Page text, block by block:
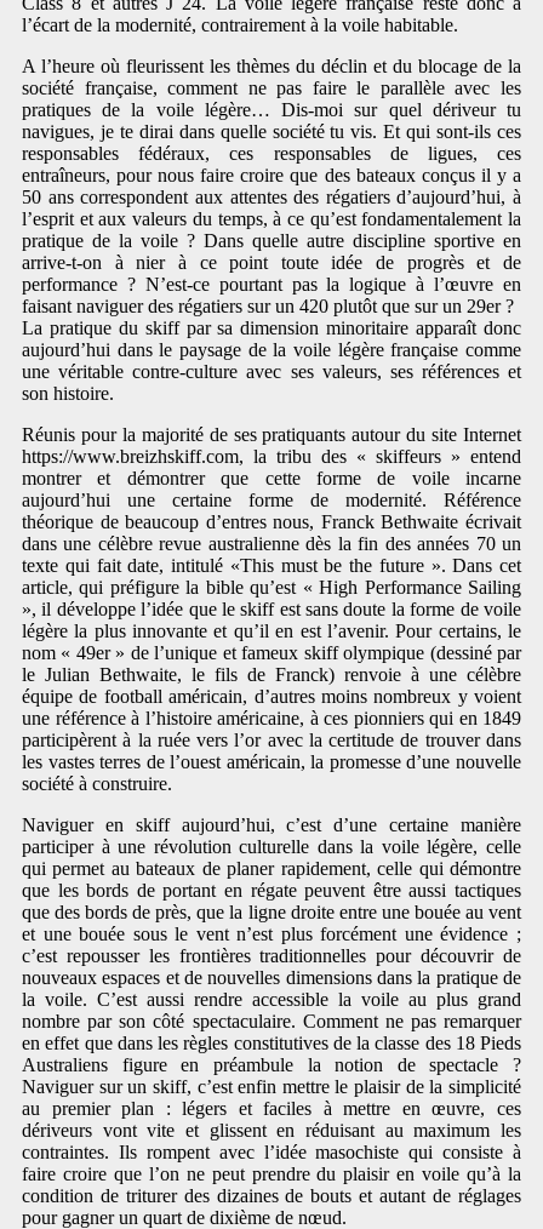
l’écart de la modernité, contrairement à la voile habitable.
A l’heure où fleurissent les thèmes du déclin et du blocage de la
société française, comment ne pas faire le parallèle avec les
pratiques de la voile légère… Dis-moi sur quel dériveur tu
navigues, je te dirai dans quelle société tu vis. Et qui sont-ils ces
responsables fédéraux, ces responsables de ligues, ces
entraîneurs, pour nous faire croire que des bateaux conçus il y a
50 ans correspondent aux attentes des régatiers d’aujourd’hui, à
l’esprit et aux valeurs du temps, à ce qu’est fondamentalement la
pratique de la voile ? Dans quelle autre discipline sportive en
arrive-t-on à nier à ce point toute idée de progrès et de
performance ? N’est-ce pourtant pas la logique à l’œuvre en
faisant naviguer des régatiers sur un 420 plutôt que sur un 29er ?
La pratique du skiff par sa dimension minoritaire apparaît donc
aujourd’hui dans le paysage de la voile légère française comme
une véritable contre-culture avec ses valeurs, ses références et
son histoire.
Réunis pour la majorité de ses pratiquants autour du site Internet
https://www.breizhskiff.com, la tribu des « skiffeurs » entend
montrer et démontrer que cette forme de voile incarne
aujourd’hui une certaine forme de modernité. Référence
théorique de beaucoup d’entres nous, Franck Bethwaite écrivait
dans une célèbre revue australienne dès la fin des années 70 un
texte qui fait date, intitulé «This must be the future ». Dans cet
article, qui préfigure la bible qu’est « High Performance Sailing
», il développe l’idée que le skiff est sans doute la forme de voile
légère la plus innovante et qu’il en est l’avenir. Pour certains, le
nom « 49er » de l’unique et fameux skiff olympique (dessiné par
le Julian Bethwaite, le fils de Franck) renvoie à une célèbre
équipe de football américain, d’autres moins nombreux y voient
une référence à l’histoire américaine, à ces pionniers qui en 1849
participèrent à la ruée vers l’or avec la certitude de trouver dans
les vastes terres de l’ouest américain, la promesse d’une nouvelle
société à construire.
Naviguer en skiff aujourd’hui, c’est d’une certaine manière
participer à une révolution culturelle dans la voile légère, celle
qui permet au bateaux de planer rapidement, celle qui démontre
que les bords de portant en régate peuvent être aussi tactiques
que des bords de près, que la ligne droite entre une bouée au vent
et une bouée sous le vent n’est plus forcément une évidence ;
c’est repousser les frontières traditionnelles pour découvrir de
nouveaux espaces et de nouvelles dimensions dans la pratique de
la voile. C’est aussi rendre accessible la voile au plus grand
nombre par son côté spectaculaire. Comment ne pas remarquer
en effet que dans les règles constitutives de la classe des 18 Pieds
Australiens figure en préambule la notion de spectacle ?
Naviguer sur un skiff, c’est enfin mettre le plaisir de la simplicité
au premier plan : légers et faciles à mettre en œuvre, ces
dériveurs vont vite et glissent en réduisant au maximum les
contraintes. Ils rompent avec l’idée masochiste qui consiste à
faire croire que l’on ne peut prendre du plaisir en voile qu’à la
condition de triturer des dizaines de bouts et autant de réglages
pour gagner un quart de dixième de nœud.